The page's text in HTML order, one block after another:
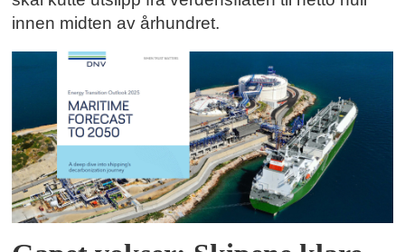
innen midten av århundret.